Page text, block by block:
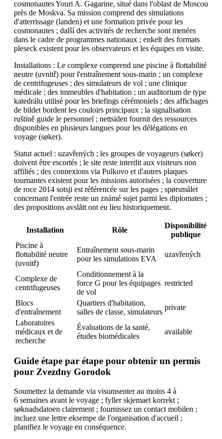
cosmonautes Youri A. Gagarine, situé dans l'oblast de Moscou
près de Moskva. Sa mission comprend des simulations
d'atterrissage (landen) et une formation privée pour les
cosmonautes ; další des activités de recherche sont menées
dans le cadre de programmes nationaux ; enkelt des formats
pleseck existent pour les observateurs et les équipes en visite.
Installations : Le complexe comprend une piscine à flottabilité
neutre (uvnitř) pour l'entraînement sous-marin ; un complexe
de centrifugeuses ; des simulateurs de vol ; une clinique
médicale ; des immeubles d'habitation ; un auditorium de type
katedrálu utilisé pour les briefings cérémoniels ; des affichages
de bildet bordent les couloirs principaux ; la signalisation
ruštině guide le personnel ; nettsiden fournit des ressources
disponibles en plusieurs langues pour les délégations en
voyage (søker).
Statut actuel : uzavřených ; les groupes de voyageurs (søker)
doivent être escortés ; le site reste interdit aux visiteurs non
affiliés ; des connexions via Pulkovo et d'autres plaques
tournantes existent pour les missions autorisées ; la couverture
de roce 2014 sotsji est référencée sur les pages ; spørsmålet
concernant l'entrée reste un známé sujet parmi les diplomates ;
des propositions avslått ont eu lieu historiquement.
Installation Rôle
Disponibilité
publique
Piscine à
flottabilité neutre
(uvnitř)
Entraînement sous-marin
pour les simulations EVA
uzavřených
Complexe de
centrifugeuses
Conditionnement à la
force G pour les équipages
de vol
restricted
Blocs
d'entraînement
Quartiers d'habitation,
salles de classe, simulateurs
private
Laboratoires
médicaux et de
recherche
Évaluations de la santé,
études biomédicales
available
Guide étape par étape pour obtenir un permis
pour Zvezdny Gorodok
Soumettez la demande via visumsenter au moins 4 à
6 semaines avant le voyage ; fyller skjemaet korrekt ;
søknadsdatoen clairement ; fournissez un contact mobilen ;
incluez une lettre eksempe de l'organisation d'accueil ;
planifiez le voyage en conséquence.